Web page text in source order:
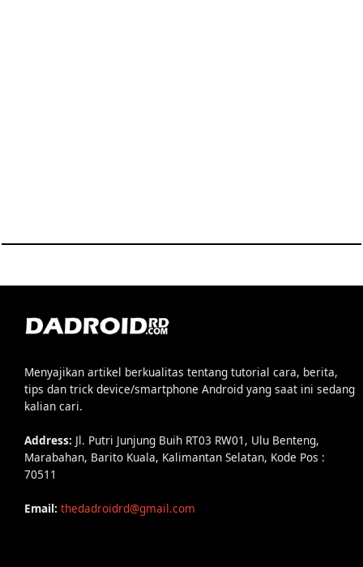
Menyajikan artikel berkualitas tentang tutorial cara, berita,
tips dan trick device/smartphone Android yang saat ini sedang
kalian cari.
Address: Jl. Putri Junjung Buih RT03 RW01, Ulu Benteng,
Marabahan, Barito Kuala, Kalimantan Selatan, Kode Pos :
70511
Email: thedadroidrd@gmail.com